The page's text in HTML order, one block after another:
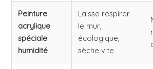
Peinture
acrylique
spéciale
humidité
Laisse respirer
le mur,
écologique,
sèche vite